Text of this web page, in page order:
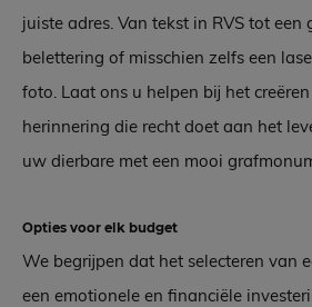
juiste adres. Van tekst in RVS tot een
belettering of misschien zelfs een
foto. Laat ons u helpen bij het
herinnering die recht doet aan het
uw dierbare met een mooi
Opties voor elk budget
We begrijpen dat het selecteren van
een emotionele en financiële